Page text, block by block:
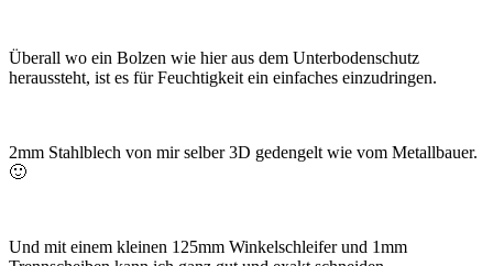
Überall wo ein Bolzen wie hier aus dem Unterbodenschutz
heraussteht, ist es für Feuchtigkeit ein einfaches einzudringen.
2mm Stahlblech von mir selber 3D gedengelt wie vom Metallbauer.
🙂
Und mit einem kleinen 125mm Winkelschleifer und 1mm